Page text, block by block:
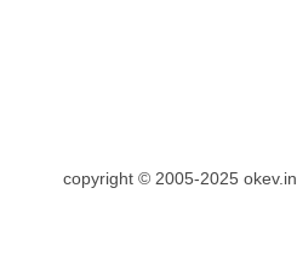
copyright © 2005-2025 okev.in